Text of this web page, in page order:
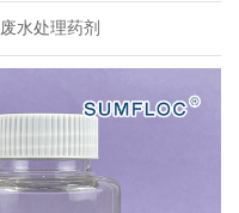
废水处理药剂